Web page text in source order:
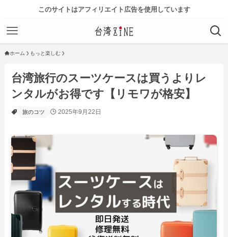
このサイトはアフィリエイト広告を使用しています
ホーム もっと楽しむ
台湾旅行のスーツケースは買うよりレ
ンタルがお得です【リモワが格安】
旅のコツ 2025年9月22日